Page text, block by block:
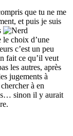
que tu ne me
, et puis je suis
le choix d’une
c’est un peu
fait ce qu’il veut
les autres, après
jugements à
à en
… sinon il y aurait
.